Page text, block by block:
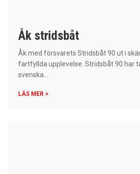
Åk stridsbåt
Åk med försvarets Stridsbåt 90 ut i
fartfyllda upplevelse. Stridsbåt 90 har
svenska...
LÄS MER >